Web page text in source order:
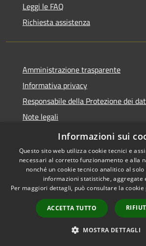
Leggi le FAQ
Richiesta assistenza
Amministrazione trasparente
Informativa privacy
Responsabile della Protezione dei
Note legali
Dichiarazione di accessibilità
Accessibilità
San
Informazioni sui
Questo sito web utilizza cookie tecnici e
necessari al corretto funzionamento e alla
nonché un cookie tecnico analitico al
informazioni statistiche, aggregate
Per maggiori dettagli, può consultare la cookie
ACCETTA TUTTO
MOSTRA DETTAGLI